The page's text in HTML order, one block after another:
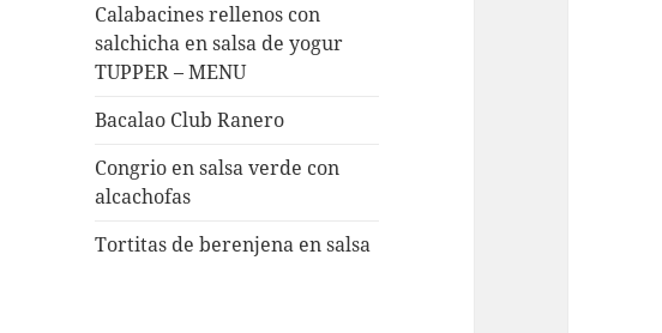
Calabacines rellenos con
salchicha en salsa de yogur
TUPPER – MENU
Bacalao Club Ranero
Congrio en salsa verde con
alcachofas
Tortitas de berenjena en salsa